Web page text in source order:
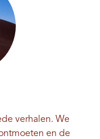
verhalen. We
en de